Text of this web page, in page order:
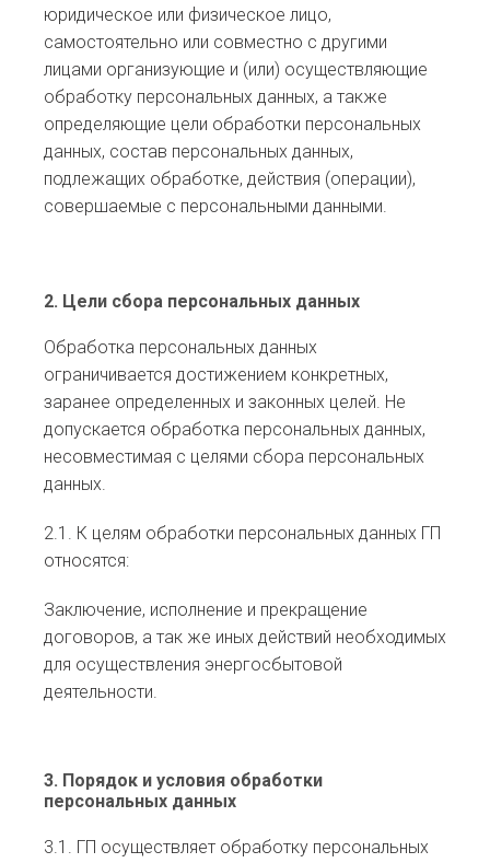
юридическое или физическое лицо,
самостоятельно или совместно с другими
лицами организующие и (или) осуществляющие
обработку персональных данных, а также
определяющие цели обработки персональных
данных, состав персональных данных,
подлежащих обработке, действия (операции),
совершаемые с персональными данными.
2. Цели сбора персональных данных
Обработка персональных данных
ограничивается достижением конкретных,
заранее определенных и законных целей. Не
допускается обработка персональных данных,
несовместимая с целями сбора персональных
данных.
2.1. К целям обработки персональных данных ГП
относятся:
Заключение, исполнение и прекращение
договоров, а так же иных действий необходимых
для осуществления энергосбытовой
деятельности.
3. Порядок и условия обработки
персональных данных
3.1. ГП осуществляет обработку персональных